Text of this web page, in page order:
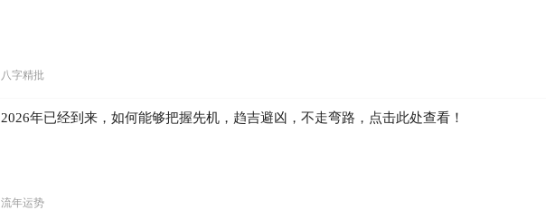
八字精批
2026年已经到来，如何能够把握先机，趋吉避凶，不走弯路，点击此处查看！
流年运势